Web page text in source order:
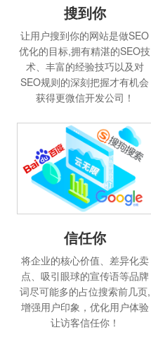
搜到你
让用户搜到你的网站是做SEO
优化的目标,拥有精湛的SEO技
术、丰富的经验技巧以及对
SEO规则的深刻把握才有机会
获得更微信开发公司！
信任你
将企业的核心价值、差异化卖
点、吸引眼球的宣传语等品牌
词尽可能多的占位搜索前几页,
增强用户印象，优化用户体验
让访客信任你！